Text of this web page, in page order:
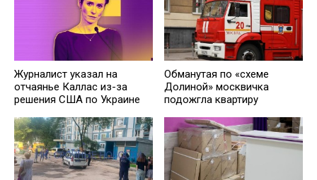
Журналист указал на
отчаянье Каллас из-за
решения США по Украине
Обманутая по «схеме
Долиной» москвичка
подожгла квартиру